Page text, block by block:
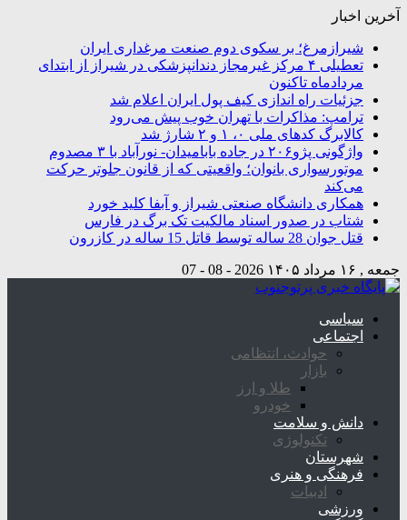
آخرین اخبار
شیرازمرغ؛ بر سکوی دوم صنعت مرغداری ایران
تعطیلی ۴ مرکز غیرمجاز دندانپزشکی در شیراز از ابتدای
مردادماه تاکنون
جزئیات راه اندازی کیف پول ایران اعلام شد
ترامپ: مذاکرات با تهران خوب پیش می‌رود
کالابرگ کدهای ملی ۰، ۱ و ۲ شارژ شد
واژگونی پژو۲۰۶ در جاده بابامیدان- نورآباد با ۳ مصدوم
موتورسواری بانوان؛ واقعیتی که از قانون جلوتر حرکت
می‌کند
همکاری دانشگاه صنعتی شیراز و آبفا کلید خورد
شتاب در صدور اسناد مالکیت تک برگ در فارس
قتل جوان 28 ساله توسط قاتل 15 ساله در کازرون
جمعه , ۱۶ مرداد ۱۴۰۵ 2026 - 08 - 07
سیاسی
اجتماعی
حوادث، انتظامی
بازار
طلا و ارز
خودرو
دانش و سلامت
تکنولوژی
شهرستان
فرهنگی و هنری
ادبیات
ورزشی